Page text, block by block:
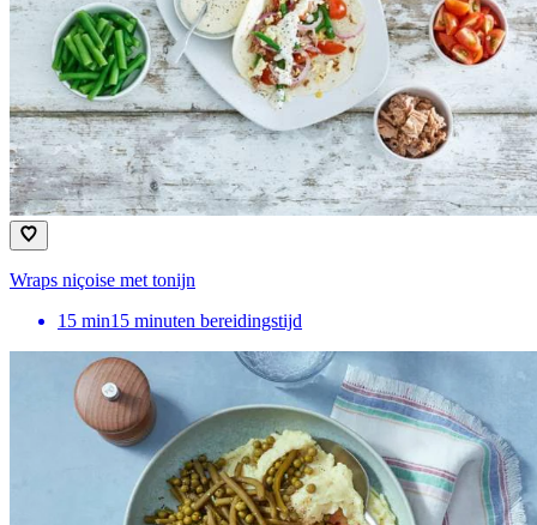
Wraps niçoise met tonijn
15 min15 minuten bereidingstijd